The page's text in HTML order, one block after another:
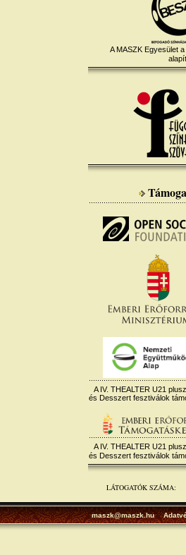
A MASZK Egyesület
A IV. THEALTER U21
és Desszert fesztiválok
A IV. THEALTER U21
és Desszert fesztiválok
LÁTOGATÓK SZÁMA:
maszk@maszk.hu